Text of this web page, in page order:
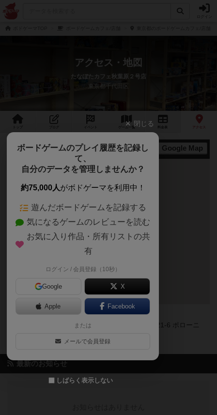
アクセス・地図
たなぼたカフェ秋葉原２号店
東京都千代田区
ゲーム 一覧 料金 アクセス
地図 Google Map
〒101-0025
東京都千代田区東京都千代田区神田佐久間町3-21-6 ポローニ
最新のお知らせ
閉じる
ボードゲームのプレイ履歴を記録し
て、
自分のデータを管理しませんか？
約75,000人がボドゲーマを利用中！
遊んだボードゲームを記録する
気になるゲームのレビューを読む
お気に入り作品・所有リストの共
有
ログイン / 会員登録（10秒）
Google X
Apple Facebook
または
メールで会員登録
しばらく表示しない